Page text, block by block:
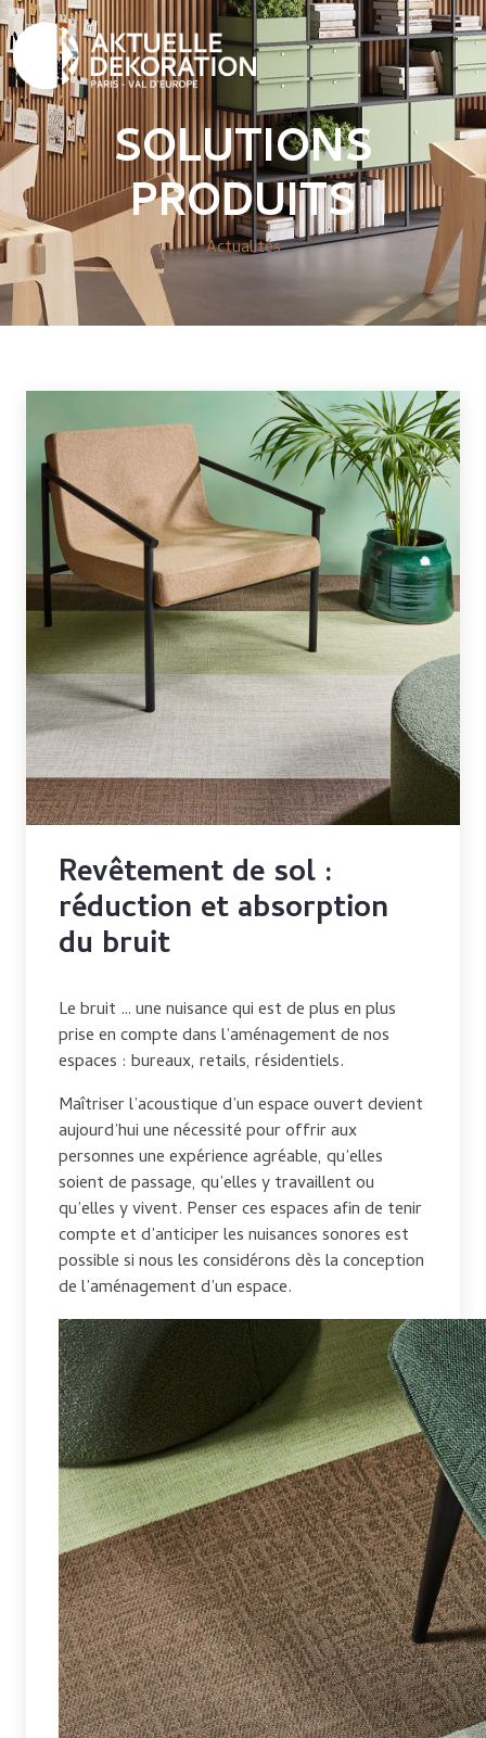
SOLUTIONS
PRODUITS
Actualités
Revêtement de sol :
réduction et absorption
du bruit
Le bruit … une nuisance qui est de plus en plus
prise en compte dans l’aménagement de nos
espaces : bureaux, retails, résidentiels.
Maîtriser l’acoustique d’un espace ouvert devient
aujourd’hui une nécessité pour offrir aux
personnes une expérience agréable, qu’elles
soient de passage, qu’elles y travaillent ou
qu’elles y vivent. Penser ces espaces afin de tenir
compte et d’anticiper les nuisances sonores est
possible si nous les considérons dès la conception
de l’aménagement d’un espace.